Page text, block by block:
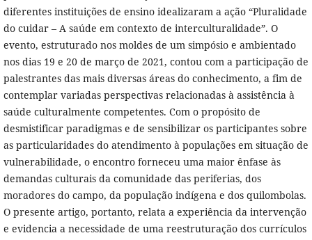
diferentes instituições de ensino idealizaram a ação “Pluralidade
do cuidar – A saúde em contexto de interculturalidade”. O
evento, estruturado nos moldes de um simpósio e ambientado
nos dias 19 e 20 de março de 2021, contou com a participação de
palestrantes das mais diversas áreas do conhecimento, a fim de
contemplar variadas perspectivas relacionadas à assistência à
saúde culturalmente competentes. Com o propósito de
desmistificar paradigmas e de sensibilizar os participantes sobre
as particularidades do atendimento à populações em situação de
vulnerabilidade, o encontro forneceu uma maior ênfase às
demandas culturais da comunidade das periferias, dos
moradores do campo, da população indígena e dos quilombolas.
O presente artigo, portanto, relata a experiência da intervenção
e evidencia a necessidade de uma reestruturação dos currículos